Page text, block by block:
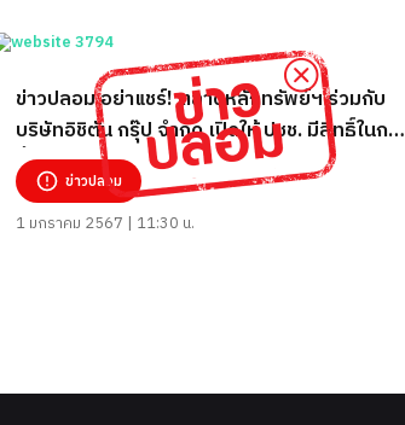
ข่าวปลอม อย่าแชร์! ตลาดหลักทรัพย์ฯ ร่วมกับ
บริษัทอิชิตัน กรุ๊ป จำกัด เปิดให้ ปชช. มีสิทธิ์ในการ
ซื้อ-ขายหุ้นสามัญ ขั้นต่ำ 1,064 บาท
ข่าวปลอม
1 มกราคม 2567 | 11:30 น.